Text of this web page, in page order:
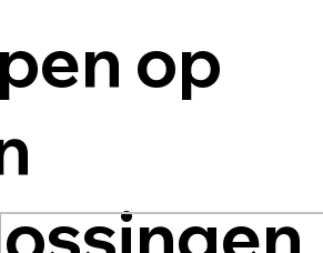
op